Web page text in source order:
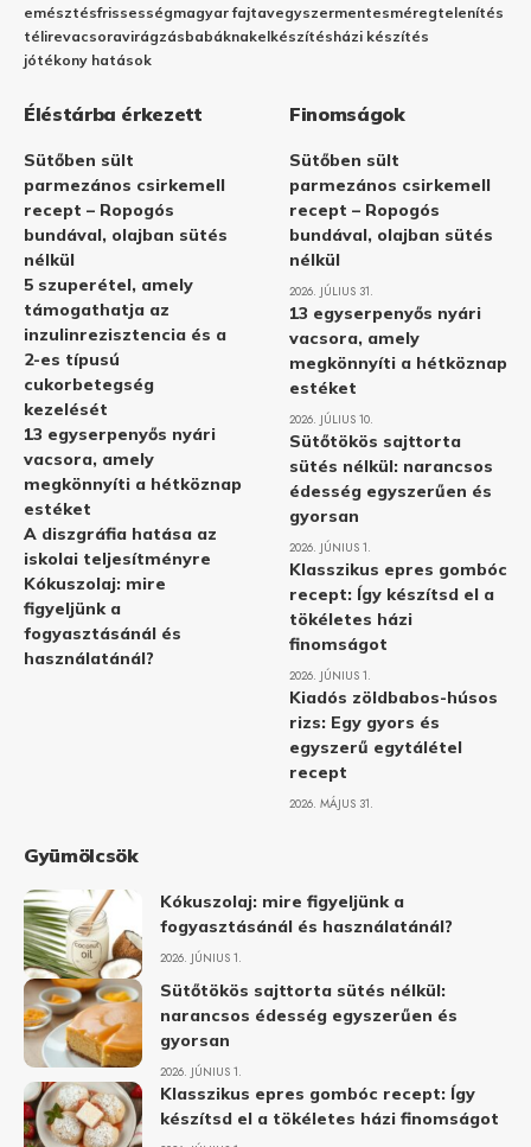
emésztésfrissességmagyar fajtavegyszermentesméregtelenítés
télirevacsoravirágzásbabáknakelkészítésházi készítés
jótékony hatások
Éléstárba érkezett
Sütőben sült
parmezános csirkemell
recept – Ropogós
bundával, olajban sütés
nélkül
5 szuperétel, amely
támogathatja az
inzulinrezisztencia és a
2-es típusú
cukorbetegség
kezelését
13 egyserpenyős nyári
vacsora, amely
megkönnyíti a hétköznap
estéket
A diszgráfia hatása az
iskolai teljesítményre
Kókuszolaj: mire
figyeljünk a
fogyasztásánál és
használatánál?
Finomságok
Sütőben sült
parmezános csirkemell
recept – Ropogós
bundával, olajban sütés
nélkül
2026. JÚLIUS 31.
13 egyserpenyős nyári
vacsora, amely
megkönnyíti a hétköznap
estéket
2026. JÚLIUS 10.
Sütőtökös sajttorta
sütés nélkül: narancsos
édesség egyszerűen és
gyorsan
2026. JÚNIUS 1.
Klasszikus epres gombóc
recept: Így készítsd el a
tökéletes házi
finomságot
2026. JÚNIUS 1.
Kiadós zöldbabos-húsos
rizs: Egy gyors és
egyszerű egytálétel
recept
2026. MÁJUS 31.
Gyümölcsök
Kókuszolaj: mire figyeljünk a
fogyasztásánál és használatánál?
2026. JÚNIUS 1.
Sütőtökös sajttorta sütés nélkül:
narancsos édesség egyszerűen és
gyorsan
2026. JÚNIUS 1.
Klasszikus epres gombóc recept: Így
készítsd el a tökéletes házi finomságot